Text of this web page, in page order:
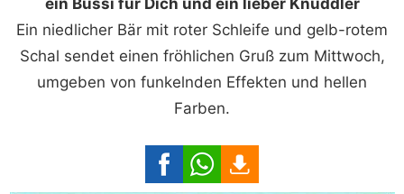
ein Bussi für Dich und ein lieber Knuddler
Ein niedlicher Bär mit roter Schleife und gelb-rotem
Schal sendet einen fröhlichen Gruß zum Mittwoch,
umgeben von funkelnden Effekten und hellen
Farben.